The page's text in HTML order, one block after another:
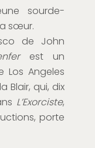
sourde-
sœur.
de John
est un
Los Angeles
Blair, qui, dix
L’Exorciste,
porte